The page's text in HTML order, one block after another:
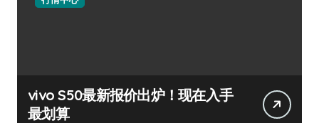
vivo S50最新报价出炉！现在入手
最划算